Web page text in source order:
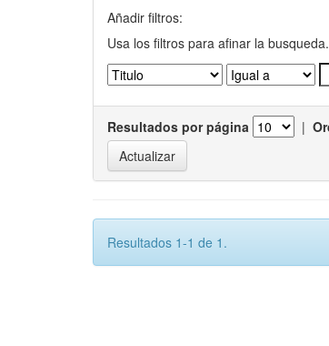
Añadir filtros:
Usa los filtros para afinar la busqueda.
Resultados por página |
Resultados 1-1 de 1.